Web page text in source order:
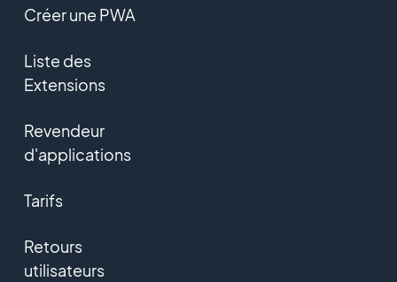
Créer une PWA
Liste des
Extensions
Revendeur
d'applications
Tarifs
Retours
utilisateurs